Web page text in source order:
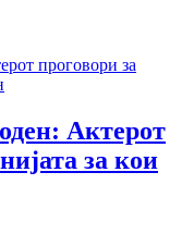
Актерот
за кои